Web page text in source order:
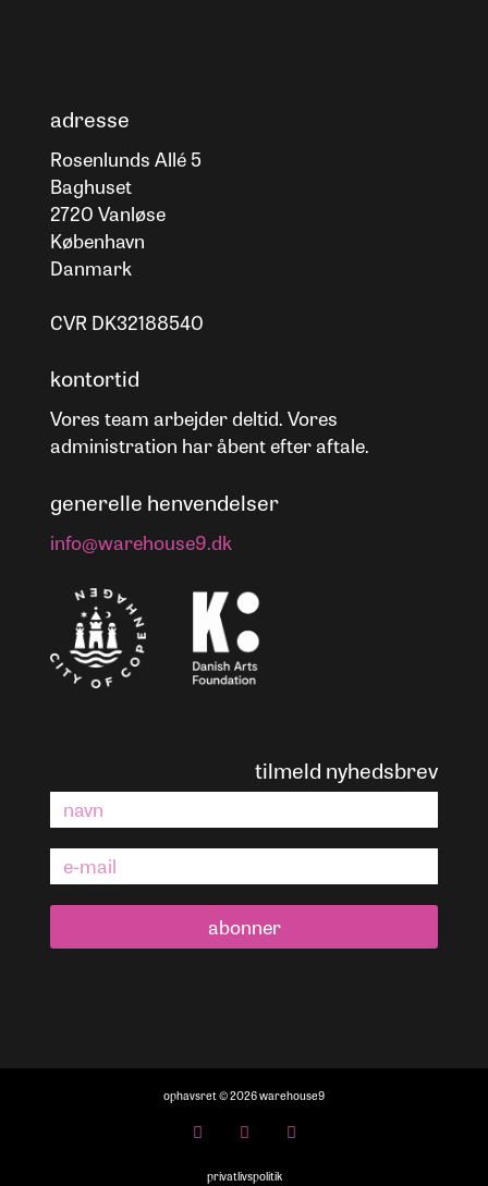
adresse
Rosenlunds Allé 5
Baghuset
2720 Vanløse
København
Danmark
CVR DK32188540
kontortid
Vores team arbejder deltid. Vores
administration har åbent efter aftale.
generelle henvendelser
info@warehouse9.dk
tilmeld nyhedsbrev
abonner
ophavsret © 2026 warehouse9
privatlivspolitik